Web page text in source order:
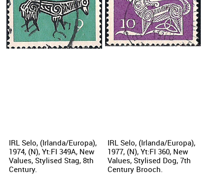
IRL Selo, (Irlanda/Europa),
1974, (N), Yt:FI 349A, New
Values, Stylised Stag, 8th
Century.
IRL Selo, (Irlanda/Europa),
1977, (N), Yt:FI 360, New
Values, Stylised Dog, 7th
Century Brooch.